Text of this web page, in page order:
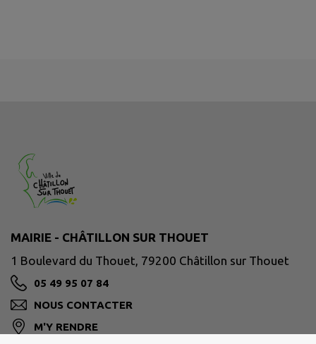
MAIRIE - CHÂTILLON SUR THOUET
1 Boulevard du Thouet, 79200 Châtillon sur Thouet
05 49 95 07 84
NOUS CONTACTER
M'Y RENDRE